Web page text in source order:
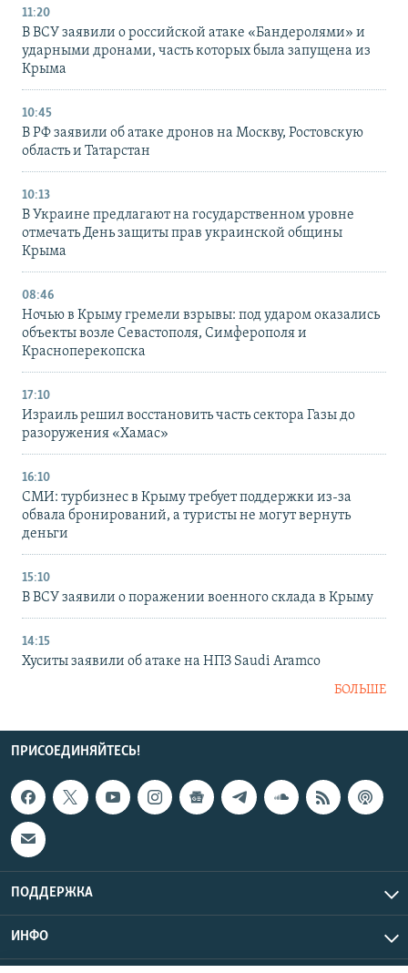
11:20
В ВСУ заявили о российской атаке «Бандеролями» и
ударными дронами, часть которых была запущена из
Крыма
10:45
В РФ заявили об атаке дронов на Москву, Ростовскую
область и Татарстан
10:13
В Украине предлагают на государственном уровне
отмечать День защиты прав украинской общины
Крыма
08:46
Ночью в Крыму гремели взрывы: под ударом оказались
объекты возле Севастополя, Симферополя и
Красноперекопска
17:10
Израиль решил восстановить часть сектора Газы до
разоружения «Хамас»
16:10
СМИ: турбизнес в Крыму требует поддержки из-за
обвала бронирований, а туристы не могут вернуть
деньги
15:10
В ВСУ заявили о поражении военного склада в Крыму
14:15
Хуситы заявили об атаке на НПЗ Saudi Aramco
БОЛЬШЕ
ПРИСОЕДИНЯЙТЕСЬ!
ПОДДЕРЖКА
ИНФО